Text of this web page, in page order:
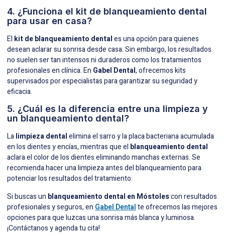
4. ¿Funciona el kit de blanqueamiento dental
para usar en casa?
El kit de blanqueamiento dentales una opción para quienes
desean aclarar su sonrisa desde casa. Sin embargo, los resultados
no suelen ser tan intensos ni duraderos como los tratamientos
profesionales en clínica. En Gabel Dental, ofrecemos kits
supervisados ​​por especialistas para garantizar su seguridad y
eficacia.
5. ¿Cuál es la diferencia entre una limpieza y
un blanqueamiento dental?
Lalimpieza dentalelimina el sarro y la placa bacteriana acumulada
en los dientes y encías, mientras que el blanqueamiento dental
aclara el color de los dientes eliminando manchas externas. Se
recomienda hacer una limpieza antes del blanqueamiento para
potenciar los resultados del tratamiento.
Si buscas un blanqueamiento dental en Móstolescon resultados
profesionales y seguros, en Gabel Dentalte ofrecemos las mejores
opciones para que luzcas una sonrisa más blanca y luminosa.
¡Contáctanos y agenda tu cita!